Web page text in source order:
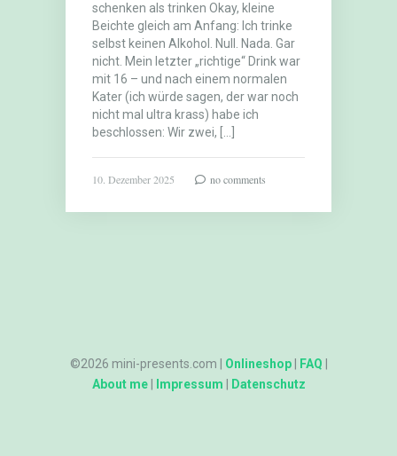
schenken als trinken Okay, kleine
Beichte gleich am Anfang: Ich trinke
selbst keinen Alkohol. Null. Nada. Gar
nicht. Mein letzter „richtige“ Drink war
mit 16 – und nach einem normalen
Kater (ich würde sagen, der war noch
nicht mal ultra krass) habe ich
beschlossen: Wir zwei, […]
10. Dezember 2025 no comments
©2026 mini-presents.com | Onlineshop| FAQ
About me| Impressum Datenschutz